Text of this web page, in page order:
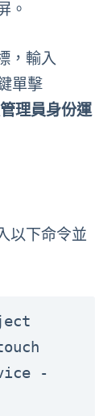
。
，輸入
單擊
理員身份運
以下命令並
-